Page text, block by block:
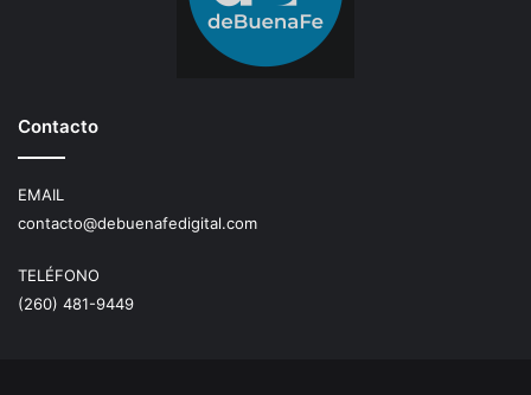
Contacto
EMAIL
contacto@debuenafedigital.com
TELÉFONO
(260) 481-9449